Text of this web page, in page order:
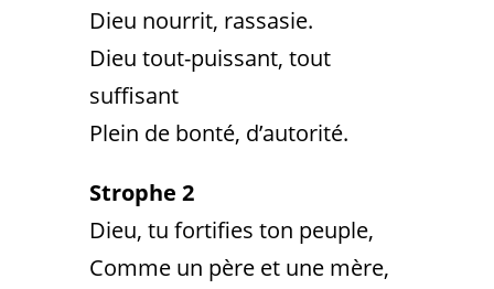
Dieu nourrit, rassasie.
Dieu tout-puissant, tout
suffisant
Plein de bonté, d’autorité.
Strophe 2
Dieu, tu fortifies ton peuple,
Comme un père et une mère,